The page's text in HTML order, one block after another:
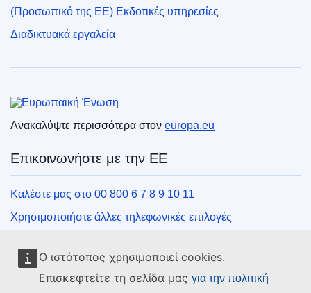
Ο ιστότοπος χρησιμοποιεί cookies.
Επισκεφτείτε τη σελίδα μας για την πολιτική
(Προσωπικό της ΕΕ) Εκδοτικές υπηρεσίες
Διαδικτυακά εργαλεία
Ανακαλύψτε περισσότερα στον europa.eu
Επικοινωνήστε με την ΕΕ
Καλέστε μας στο 00 800 6 7 8 9 10 11
Χρησιμοποιήστε άλλες τηλεφωνικές επιλογές
Συναντήστε μας σε ένα από τα κέντρα της ΕΕ